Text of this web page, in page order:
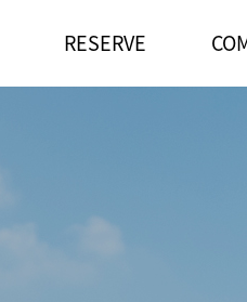
RESERVE